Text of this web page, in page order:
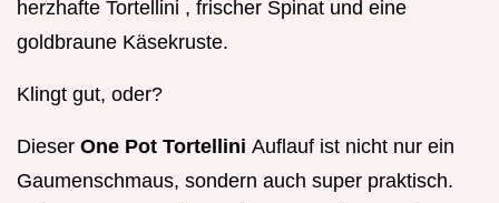
herzhafte Tortellini , frischer Spinat und eine
goldbraune Käsekruste.
Klingt gut, oder?
Dieser One Pot Tortellini Auflauf ist nicht nur ein
Gaumenschmaus, sondern auch super praktisch.